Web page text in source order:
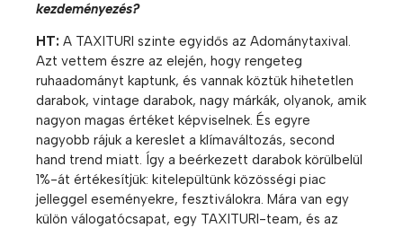
kezdeményezés?
HT: A TAXITURI szinte egyidős az Adománytaxival.
Azt vettem észre az elején, hogy rengeteg
ruhaadományt kaptunk, és vannak köztük hihetetlen
darabok, vintage darabok, nagy márkák, olyanok, amik
nagyon magas értéket képviselnek. És egyre
nagyobb rájuk a kereslet a klímaváltozás, second
hand trend miatt. Így a beérkezett darabok körülbelül
1%-át értékesítjük: kitelepültünk közösségi piac
jelleggel eseményekre, fesztiválokra. Mára van egy
külön válogatócsapat, egy TAXITURI-team, és az